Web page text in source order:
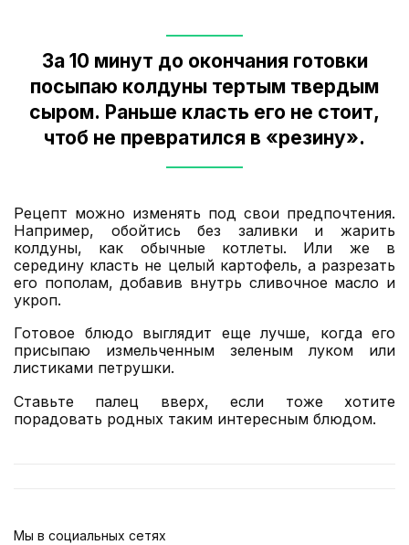
За 10 минут до окончания готовки
посыпаю колдуны тертым твердым
сыром. Раньше класть его не стоит,
чтоб не превратился в «резину».
Рецепт можно изменять под свои предпочтения.
Например, обойтись без заливки и жарить
колдуны, как обычные котлеты. Или же в
середину класть не целый картофель, а разрезать
его пополам, добавив внутрь сливочное масло и
укроп.
Готовое блюдо выглядит еще лучше, когда его
присыпаю измельченным зеленым луком или
листиками петрушки.
Ставьте палец вверх, если тоже хотите
порадовать родных таким интересным блюдом.
Мы в социальных сетях